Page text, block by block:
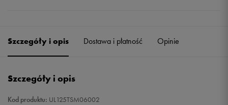
Szczegóły i opis Dostawa i płatność Opinie
Szczegóły i opis
Kod produktu: UL125TSM06002